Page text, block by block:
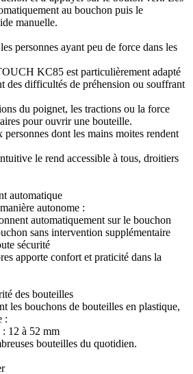
au bouchon puis le
manuelle.
personnes ayant peu de force dans les
KC85 est particulièrement adapté
des difficultés de préhension ou souffrant
du poignet, les tractions ou la force
pour ouvrir une bouteille.
dont les mains moites rendent
le rend accessible à tous, droitiers
automatique
autonome :
automatiquement sur le bouchon
sans intervention supplémentaire
sécurité
apporte confort et praticité dans la
des bouteilles
les bouchons de bouteilles en plastique,
:
: 12 à 52 mm
bouteilles du quotidien.